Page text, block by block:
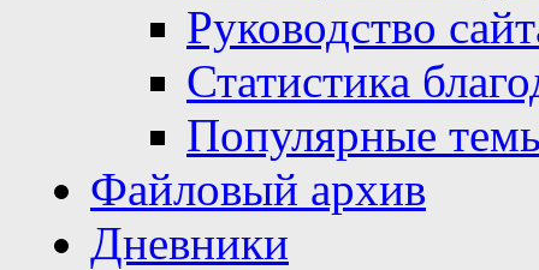
Руководство
Статистика
Популярные
Файловый архив
Дневники